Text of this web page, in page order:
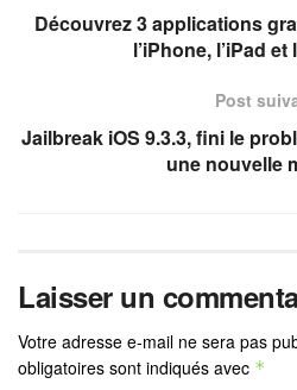
Découvrez 3 applications
l’iPhone, l’iPad
Post
Jailbreak iOS 9.3.3, fini le
une nouvelle
Laisser un
Votre adresse e-mail ne sera pas
obligatoires sont indiqués avec *